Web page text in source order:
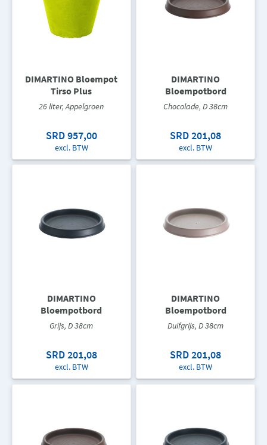
DIMARTINO Bloempot
Tirso Plus
26 liter, Appelgroen
SRD 957,00
excl. BTW
DIMARTINO
Bloempotbord
Chocolade, D 38cm
SRD 201,08
excl. BTW
DIMARTINO
Bloempotbord
Grijs, D 38cm
SRD 201,08
excl. BTW
DIMARTINO
Bloempotbord
Duifgrijs, D 38cm
SRD 201,08
excl. BTW